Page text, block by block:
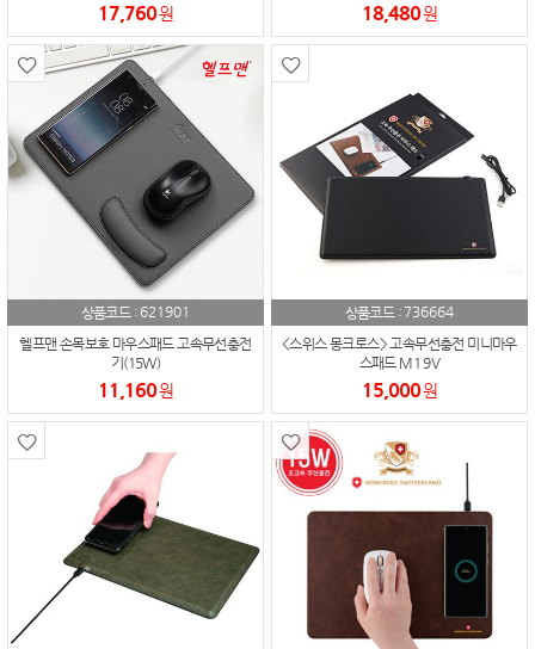
17,760원 18,480원
상품코드 : 621901
헬프맨 손목보호 마우스패드 고속무선충전
기(15W)
11,160원
상품코드 : 736664
<스위스 몽크로스> 고속무선충전 미니마우
스패드 M1 9V
15,000원